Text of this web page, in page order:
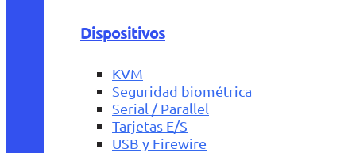
Dispositivos
KVM
Seguridad biométrica
Serial / Parallel
Tarjetas E/S
USB y Firewire